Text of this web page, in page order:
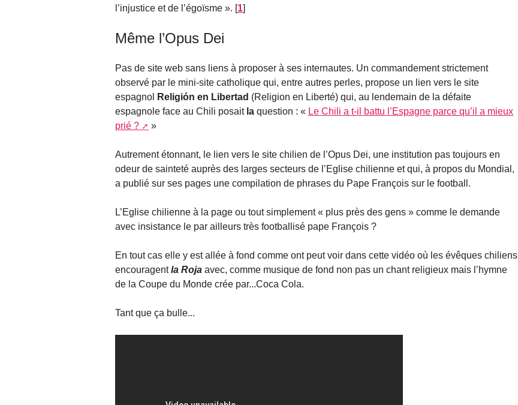
l’injustice et de l’égoïsme ». [1]
Même l’Opus Dei
Pas de site web sans liens à proposer à ses internautes. Un commandement strictement
observé par le mini-site catholique qui, entre autres perles, propose un lien vers le site
espagnol
Religión en Libertad (Religion en Liberté) qui, au lendemain de la défaite
espagnole face au Chili posait la question : « Le Chili a t-il battu l’Espagne parce qu’il a mieux
prié ?
»
Autrement étonnant, le lien vers le site chilien de l’Opus Dei, une institution pas toujours en
odeur de sainteté auprès des larges secteurs de l’Eglise chilienne et qui, à propos du Mondial,
a publié sur ses pages une compilation de phrases du Pape François sur le football.
L’Eglise chilienne à la page ou tout simplement « plus près des gens » comme le demande
avec insistance le par ailleurs très footballisé pape François ?
En tout cas elle y est allée à fond comme ont peut voir dans cette vidéo où les évêques chiliens
encouragentla Roja avec, comme musique de fond non pas un chant religieux mais l’hymne
de la Coupe du Monde crée par...Coca Cola.
Tant que ça bulle...